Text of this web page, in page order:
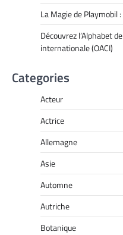
La Magie de
Découvrez l’Alphabet
internationale (OACI)
Categories
Acteur
Actrice
Allemagne
Asie
Automne
Autriche
Botanique